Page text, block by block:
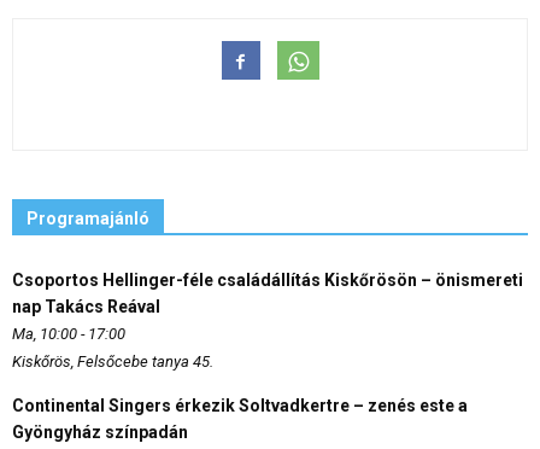
Programajánló
Csoportos Hellinger-féle családállítás Kiskőrösön – önismereti
nap Takács Reával
Ma, 10:00 - 17:00
Kiskőrös, Felsőcebe tanya 45.
Continental Singers érkezik Soltvadkertre – zenés este a
Gyöngyház színpadán